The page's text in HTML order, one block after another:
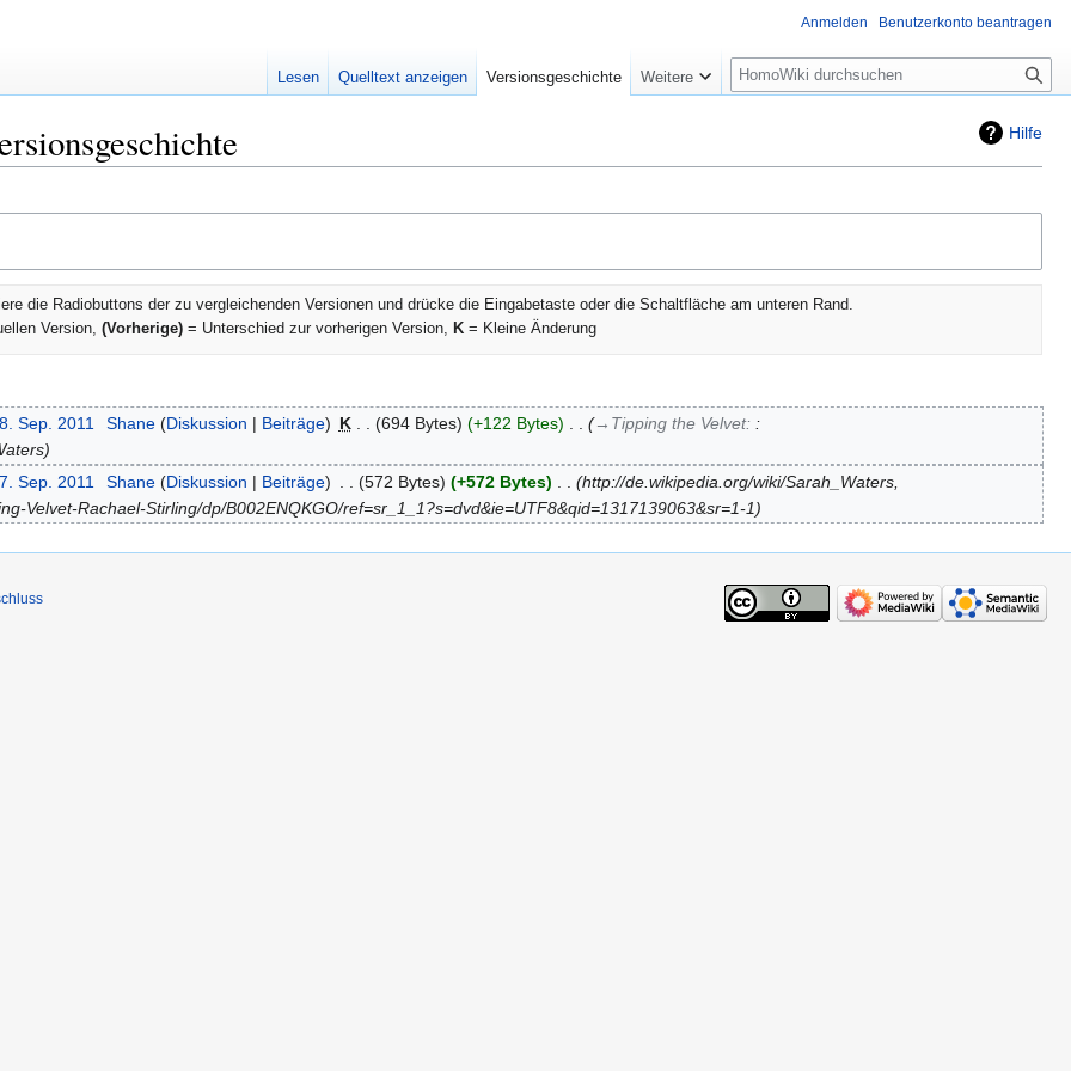
Hilfe
die Radiobuttons der zu vergleichenden Versionen und drücke die Eingabetaste oder die Schaltfläche am unteren Rand.
Version, (Vorherige) = Unterschied zur vorherigen Version, K = Kleine Änderung
Sep. 2011 Shane Diskussion Beiträge K 694 Bytes +122 Bytes →‎Tipping the Velvet: :
Sep. 2011
Shane Diskussion Beiträge 572 Bytes +572 Bytes
http://de.wikipedia.org/wiki/Sarah_Waters,
Velvet-Rachael-Stirling/dp/B002ENQKGO/ref=sr_1_1?s=dvd&ie=UTF8&qid=1317139063&sr=1-1
Anmelden Benutzerkonto beantragen
Lesen Quelltext anzeigen Versionsgeschichte Weitere
Suche